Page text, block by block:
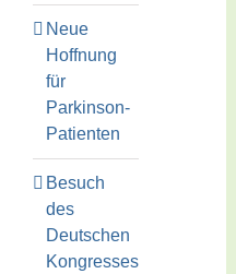
Neue
Hoffnung
für
Parkinson-
Patienten
Besuch
des
Deutschen
Kongresses